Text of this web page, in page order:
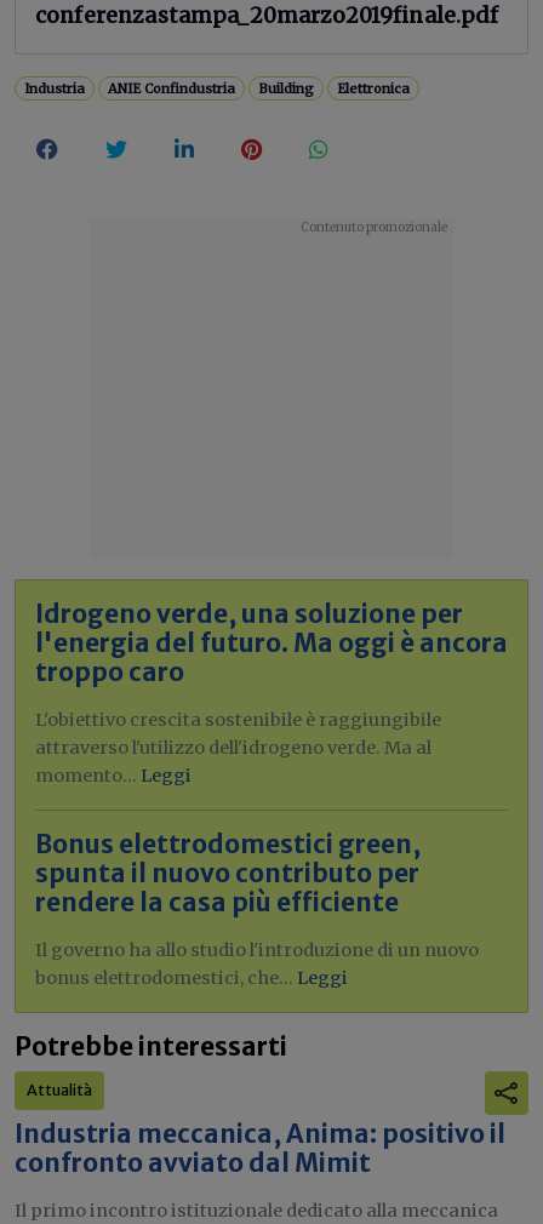
conferenzastampa_20marzo2019finale.pdf
Industria ANIE Confindustria Building Elettronica
Idrogeno verde, una soluzione per
l'energia del futuro. Ma oggi è ancora
troppo caro
L'obiettivo crescita sostenibile è raggiungibile
attraverso l'utilizzo dell'idrogeno verde. Ma al
momento... Leggi
Bonus elettrodomestici green,
spunta il nuovo contributo per
rendere la casa più efficiente
Il governo ha allo studio l'introduzione di un nuovo
bonus elettrodomestici, che... Leggi
Potrebbe interessarti
Attualità
Industria meccanica, Anima: positivo il
confronto avviato dal Mimit
Il primo incontro istituzionale dedicato alla meccanica